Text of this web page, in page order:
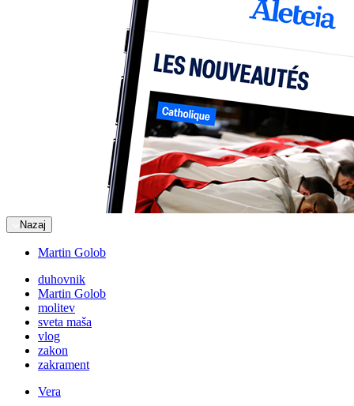
Nazaj
Martin Golob
duhovnik
Martin Golob
molitev
sveta maša
vlog
zakon
zakrament
Vera